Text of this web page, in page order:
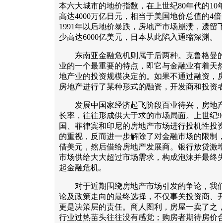
本六大城市的地价指数，在上世纪80年代的10
高达4000万亿日元，相当于美国地价总值的4
1991年以后地价暴跌，房地产市场崩溃，遗
少高达6000亿美元，日本从此陷入通缩深渊。
东南亚金融危机则属于后两种。克鲁格曼
业的一个最重要的特点，即它与金融业有着天
地产业的投资规模决定的。如果不通过融资，
房地产进行了某种形式的融资，开发商和投资
发展中国家经济起飞阶段百业待兴，房地
长率，往往形成供大于求的市场局面。上世纪
国、菲律宾和印尼的房地产市场进行投机性投
的重视，反而进一步解除了对金融市场的限制
借美元，然后借给房地产发展商。银行放贷激
市场供给大大超过市场需求，构成泡沫并最终
起金融危机。
对于近期围绕房地产市场引发的争论，我
论及政策走向的最终选择，不仅事关投资商、
更是决策层的责任。商人图利，房屋一卖了之
行业过热苗头往往没有感觉；购房者期待房价